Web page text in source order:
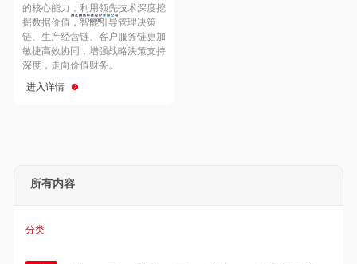
Hong Kong
的核心能力，利用领先技术深度挖
掘数据价值，智能引导管理决策
链、生产经营链、客户服务链更加
敏捷高效协同，增强战略決策支持
深度，走向价值财务。
进入详情
所有内容
分类